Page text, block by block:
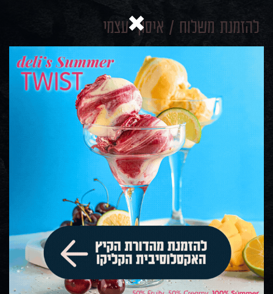
להזמנת משלוח / איסוף עצמי
איסוף עצמי
הסדרי נגישות: דלפק / כניסה
משלוחים
ישיבה במקום: בפנים / בחוץ